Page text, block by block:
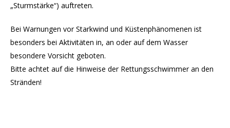
„Sturmstärke“) auftreten.
Bei Warnungen vor Starkwind und Küstenphänomenen ist
besonders bei Aktivitäten in, an oder auf dem Wasser
besondere Vorsicht geboten.
Bitte achtet auf die Hinweise der Rettungsschwimmer an den
Stränden!